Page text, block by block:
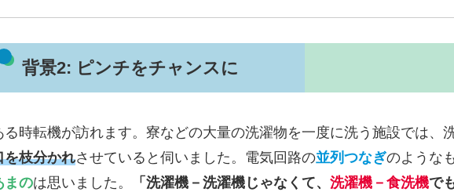
背景2: ピンチをチャンスに
る時転機が訪れます。寮などの大量の洗濯物を一度に洗う施設では、
を枝分かれさせていると伺いました。電気回路の並列つなぎのような
まのは思いました。 「洗濯機－洗濯機じゃなくて、 洗濯機－食洗機で